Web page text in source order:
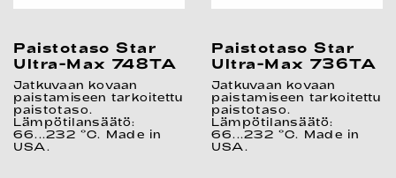
Paistotaso Star
Ultra-Max 748TA
Jatkuvaan kovaan
paistamiseen tarkoitettu
paistotaso.
Lämpötilansäätö:
66...232 °C. Made in
USA.
Paistotaso Star
Ultra-Max 736TA
Jatkuvaan kovaan
paistamiseen tarkoitettu
paistotaso.
Lämpötilansäätö:
66...232 °C. Made in
USA.